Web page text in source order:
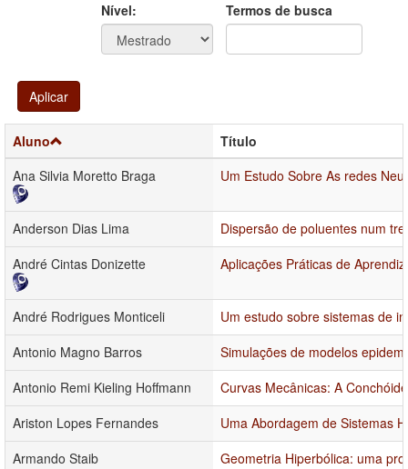
Nível: Termos de busca
Aplicar
Aluno
Título
Ana Silvia Moretto Braga
Um Estudo Sobre As redes
Anderson Dias Lima
Dispersão de poluentes num
André Cintas Donizette
Aplicações Práticas de
André Rodrigues Monticeli
Um estudo sobre sistemas de
Antonio Magno Barros
Simulações de modelos
Antonio Remi Kieling Hoffmann
Curvas Mecânicas: A Conchóide
Ariston Lopes Fernandes
Uma Abordagem de Sistemas
Armando Staib
Geometria Hiperbólica: uma